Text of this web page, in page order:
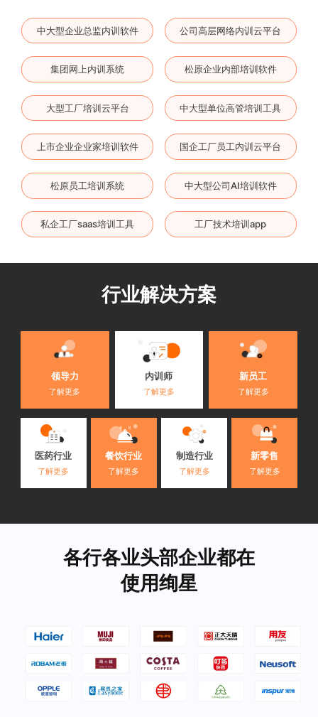
中大型企业总监内训软件 公司高层网络内训云平台
集团网上内训系统 松原企业内部培训软件
大型工厂培训云平台 中大型单位高管培训工具
上市企业企业家培训软件 国企工厂员工内训云平台
松原员工培训系统 中大型公司AI培训软件
私企工厂saas培训工具 工厂技术培训app
行业解决方案
领导力
了解更多
内训师
了解更多
新员工
了解更多
医药行业
了解更多
餐饮行业
了解更多
制造行业
了解更多
新零售
了解更多
各行各业头部企业都在
使用绚星